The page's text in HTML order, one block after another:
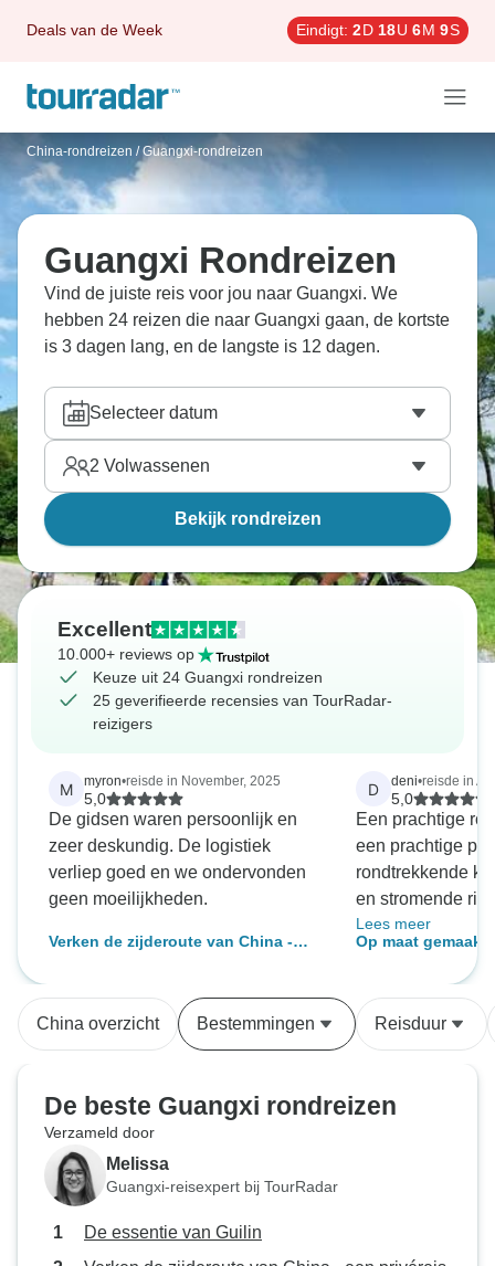
Deals van de Week Eindigt: 2D 18U 6M 8S
China-rondreizen / Guangxi-rondreizen
Guangxi Rondreizen
Vind de juiste reis voor jou naar Guangxi. We
hebben 24 reizen die naar Guangxi gaan, de kortste
is 3 dagen lang, en de langste is 12 dagen.
Selecteer datum
2 Volwassenen
Bekijk rondreizen
Excellent
10.000+ reviews op
Keuze uit 24 Guangxi rondreizen
25 geverifieerde recensies van TourRadar-
reizigers
M myron•reisde in November, 2025
5,0
De gidsen waren persoonlijk en
zeer deskundig. De logistiek
verliep goed en we ondervonden
geen moeilijkheden.
Verken de zijderoute van China -
D deni•reisde in
5,0
Een prachtige
een prachtige
rondtrekkende
en stromende
gidsen Lily en
kennis van
Engels en
genoten. Mis de
een opgevoerd
- met geweldige
Lees meer
Op maat
reis met cruise,
&amp; privégids
China overzicht Bestemmingen Reisduur
De beste Guangxi rondreizen
Verzameld door
Melissa
Guangxi-reisexpert bij TourRadar
De essentie van Guilin